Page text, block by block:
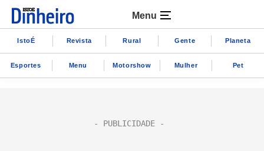
Menu
IstoÉ Revista Rural Gente Planeta
Esportes Menu Motorshow Mulher Pet